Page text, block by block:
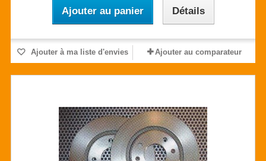
Ajouter au panier Détails
Ajouter à ma liste d'envies Ajouter au comparateur